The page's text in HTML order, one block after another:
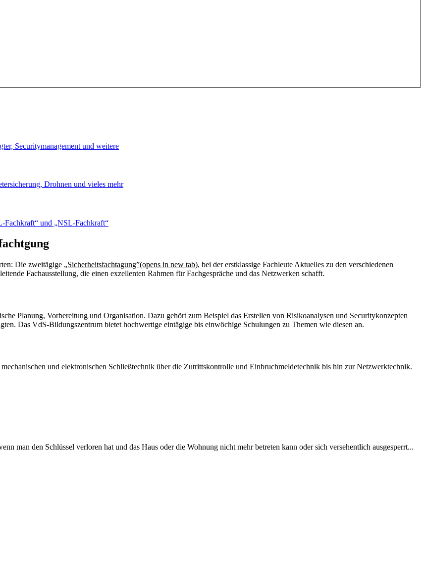
Securitymanagement und weitere
Drohnen und vieles mehr
Fachkraft“ und „NSL-Fachkraft“
Die zweitägige „Sicherheitsfachtagung”(opens in new tab), bei der erstklassige Fachleute Aktuelles zu den verschiedenen
Fachausstellung, die einen exzellenten Rahmen für Fachgespräche und das Netzwerken schafft.
Planung, Vorbereitung und Organisation. Dazu gehört zum Beispiel das Erstellen von Risikoanalysen und Securitykonzepten
Das VdS-Bildungszentrum bietet hochwertige eintägige bis einwöchige Schulungen zu Themen wie diesen an.
und elektronischen Schließtechnik über die Zutrittskontrolle und Einbruchmeldetechnik bis hin zur Netzwerktechnik.
man den Schlüssel verloren hat und das Haus oder die Wohnung nicht mehr betreten kann oder sich versehentlich ausgesperrt...